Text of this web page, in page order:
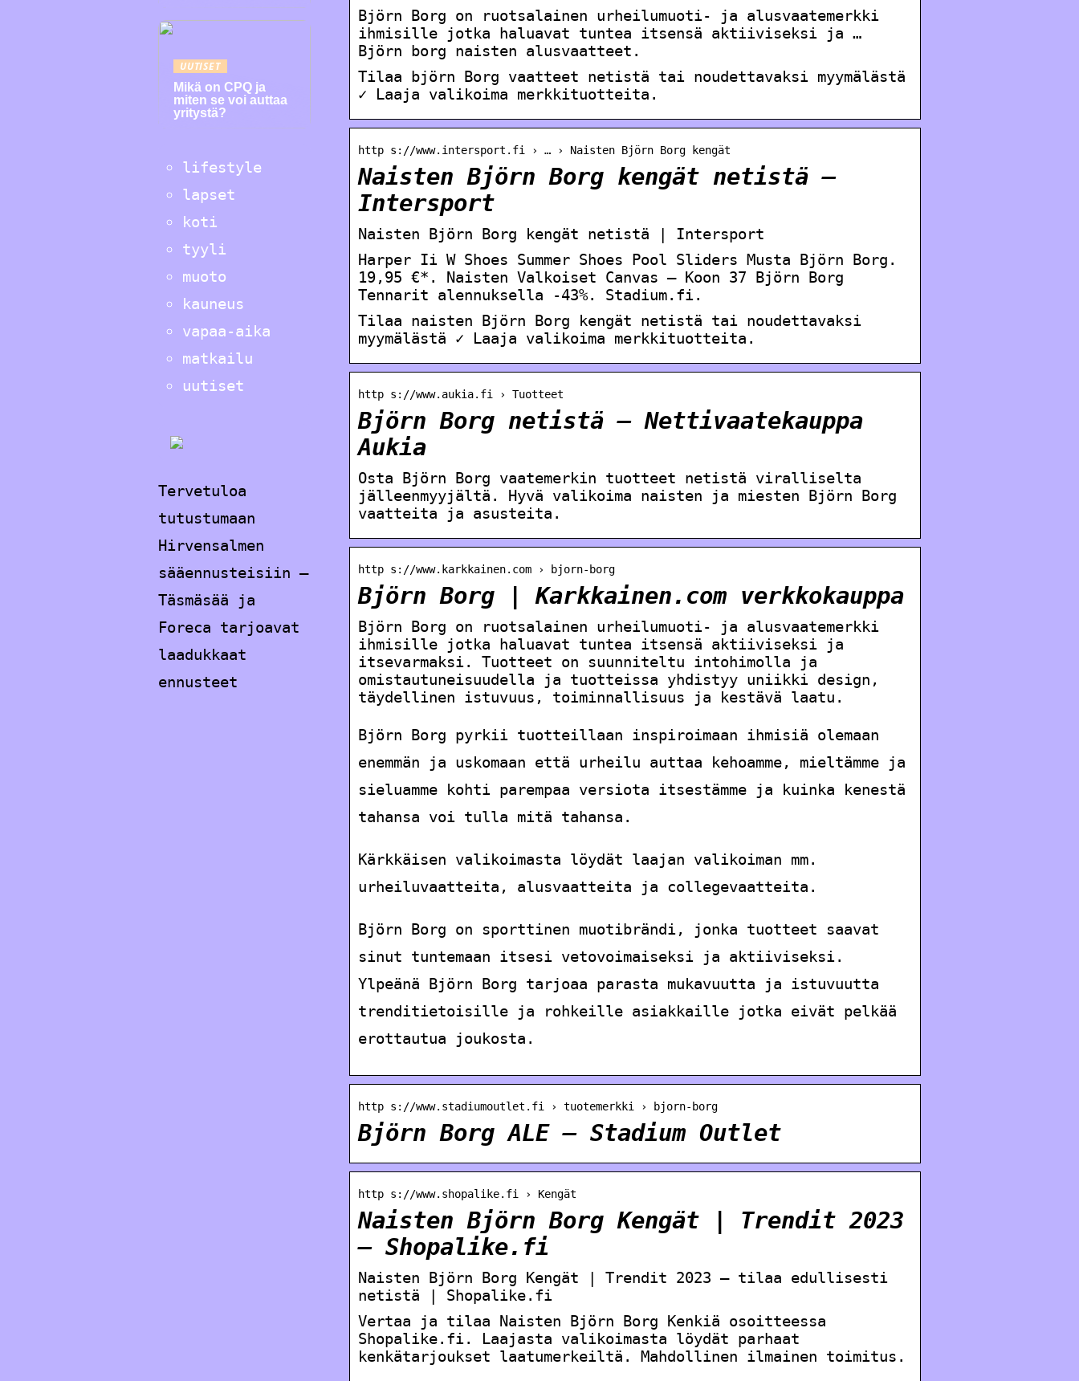
Björn Borg on ruotsalainen urheilumuoti- ja alusvaatemerkki
ihmisille jotka haluavat tuntea itsensä aktiiviseksi ja …
Björn borg naisten alusvaatteet.
Tilaa björn Borg vaatteet netistä tai noudettavaksi myymälästä
✓ Laaja valikoima merkkituotteita.
http s://www.intersport.fi › … › Naisten Björn Borg kengät
Naisten Björn Borg kengät netistä –
Intersport
Naisten Björn Borg kengät netistä | Intersport
Harper Ii W Shoes Summer Shoes Pool Sliders Musta Björn Borg.
19,95 €*. Naisten Valkoiset Canvas – Koon 37 Björn Borg
Tennarit alennuksella -43%. Stadium.fi.
Tilaa naisten Björn Borg kengät netistä tai noudettavaksi
myymälästä ✓ Laaja valikoima merkkituotteita.
http s://www.aukia.fi › Tuotteet
Björn Borg netistä – Nettivaatekauppa
Aukia
Osta Björn Borg vaatemerkin tuotteet netistä viralliselta
jälleenmyyjältä. Hyvä valikoima naisten ja miesten Björn Borg
vaatteita ja asusteita.
http s://www.karkkainen.com › bjorn-borg
Björn Borg | Karkkainen.com verkkokauppa
Björn Borg on ruotsalainen urheilumuoti- ja alusvaatemerkki
ihmisille jotka haluavat tuntea itsensä aktiiviseksi ja
itsevarmaksi. Tuotteet on suunniteltu intohimolla ja
omistautuneisuudella ja tuotteissa yhdistyy uniikki design,
täydellinen istuvuus, toiminnallisuus ja kestävä laatu.
Björn Borg pyrkii tuotteillaan inspiroimaan ihmisiä olemaan
enemmän ja uskomaan että urheilu auttaa kehoamme, mieltämme ja
sieluamme kohti parempaa versiota itsestämme ja kuinka kenestä
tahansa voi tulla mitä tahansa.
Kärkkäisen valikoimasta löydät laajan valikoiman mm.
urheiluvaatteita, alusvaatteita ja collegevaatteita.
Björn Borg on sporttinen muotibrändi, jonka tuotteet saavat
sinut tuntemaan itsesi vetovoimaiseksi ja aktiiviseksi.
Ylpeänä Björn Borg tarjoaa parasta mukavuutta ja istuvuutta
trenditietoisille ja rohkeille asiakkaille jotka eivät pelkää
erottautua joukosta.
http s://www.stadiumoutlet.fi › tuotemerkki › bjorn-borg
Björn Borg ALE – Stadium Outlet
http s://www.shopalike.fi › Kengät
Naisten Björn Borg Kengät | Trendit 2023
– Shopalike.fi
Naisten Björn Borg Kengät | Trendit 2023 – tilaa edullisesti
netistä | Shopalike.fi
Vertaa ja tilaa Naisten Björn Borg Kenkiä osoitteessa
Shopalike.fi. Laajasta valikoimasta löydät parhaat
kenkätarjoukset laatumerkeiltä. Mahdollinen ilmainen toimitus.
UUTISET
Mikä on CPQ ja
miten se voi auttaa
yritystä?
lifestyle
lapset
koti
tyyli
muoto
kauneus
vapaa-aika
matkailu
uutiset
Tervetuloa
tutustumaan
Hirvensalmen
sääennusteisiin –
Täsmäsää ja
Foreca tarjoavat
laadukkaat
ennusteet